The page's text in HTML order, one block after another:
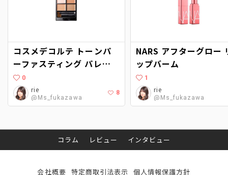
コスメデコルテ トーンパ
ーファスティング パレッ
ト 0
rie
@Ms_fukazawa
8
NARS アフターグロー
ップバーム
1
rie
@Ms_fukazawa
コラム レビュー インタビュー
会社概要 特定商取引法表示 個人情報保護方針